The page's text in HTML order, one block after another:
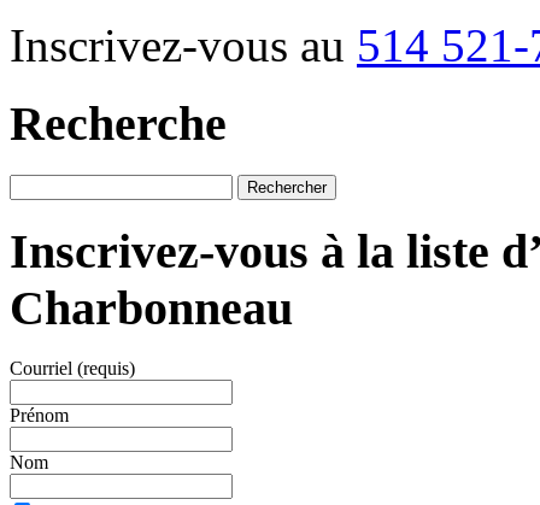
Inscrivez-vous au 514
Recherche
Inscrivez-vous à la liste
Charbonneau
Courriel (requis)
Prénom
Nom